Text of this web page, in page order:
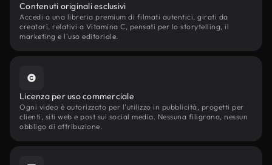
Contenuti originali esclusivi
Accedi a una libreria premium di filmati autentici, girati da
creatori, relativi a Vitamina C, pensati per lo storytelling, il
marketing e l'uso editoriale.
Licenza per uso commerciale
Ogni video è autorizzato per l'utilizzo in pubblicità, progetti per
clienti, siti web e post sui social media. Nessuna filigrana, nessun
obbligo di attribuzione.